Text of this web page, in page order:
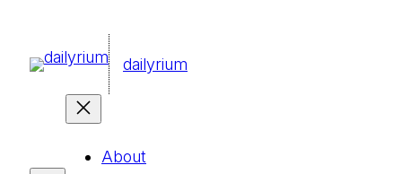
dailyrium
About